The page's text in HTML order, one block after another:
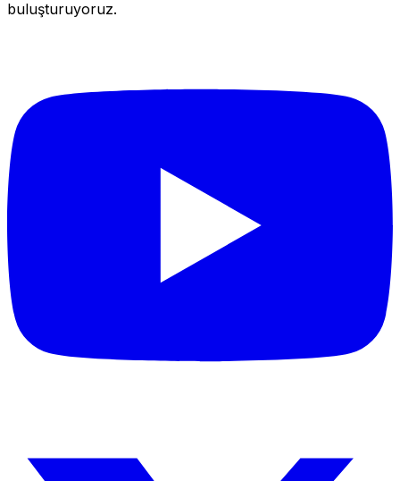
buluşturuyoruz.